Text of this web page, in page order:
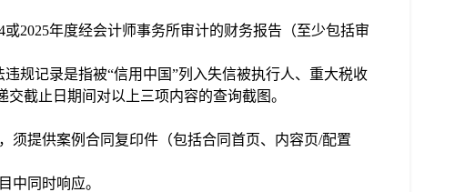
或2025年度经会计师事务所审计的财务报告（至少包括审
违规记录是指被“信用中国”列入失信被执行人、重大税收
交截止 日期间对以上三项内容的查询截图。
须提供案例合同复印件（包括合同首页、内容页/配置
中同时响应。